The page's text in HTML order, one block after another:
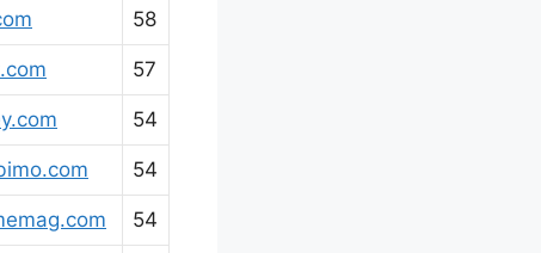
58
57
54
54
54